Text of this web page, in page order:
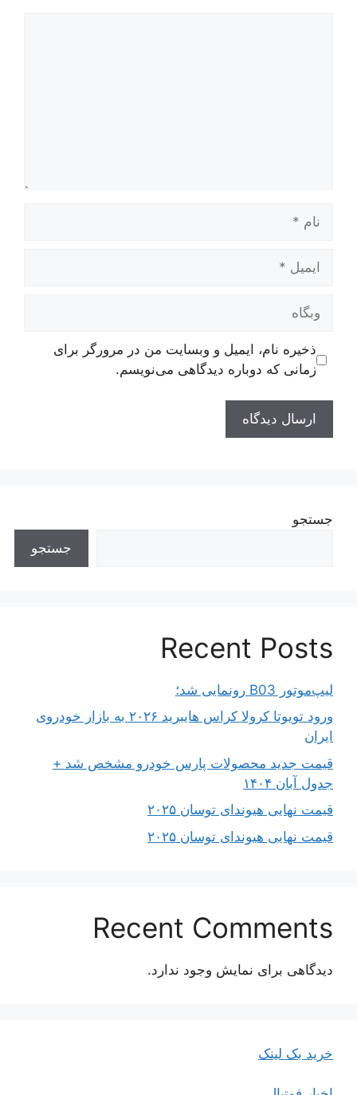
ایمیل
وبگاه
ذخیره نام، ایمیل و وبسایت من در مرورگر برای
زمانی که دوباره دیدگاهی می‌نویسم.
جستجو
جستجو
Recent Posts
لیپ‌موتور B03 رونمایی شد؛
ورود تویوتا کرولا کراس هایبرید ۲۰۲۶ به بازار خودروی
ایران
قیمت جدید محصولات پارس خودرو مشخص شد +
جدول آبان ۱۴۰۴
قیمت نهایی هیوندای توسان ۲۰۲۵
قیمت نهایی هیوندای توسان ۲۰۲۵
Recent Comments
دیدگاهی برای نمایش وجود ندارد.
خرید بک لینک